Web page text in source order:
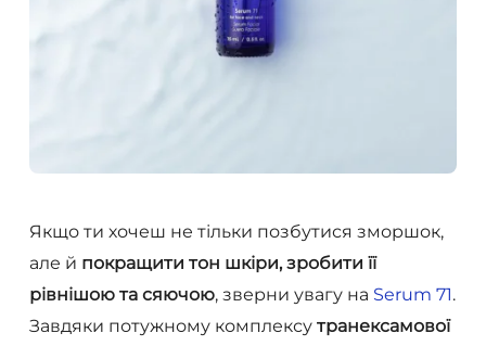
Якщо ти хочеш не тільки позбутися зморшок,
але й покращити тон шкіри, зробити її
рівнішою та сяючою, зверни увагу на Serum 71.
Завдяки потужному комплексу транексамової